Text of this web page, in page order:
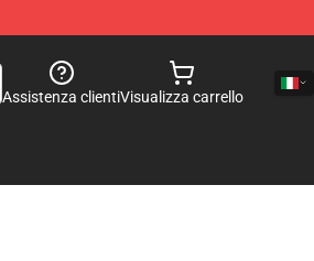
Assistenza clientiVisualizza carrello